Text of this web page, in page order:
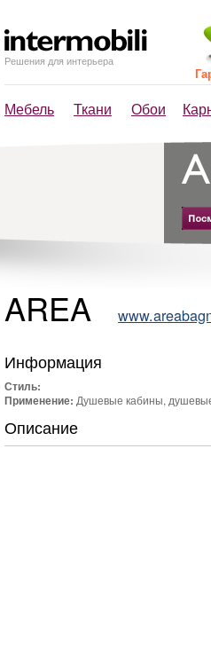
Решения для интерьера
Мебель Ткани Обои
AREA
Информация
Стиль:
Применение: Душевые кабины,
Описание